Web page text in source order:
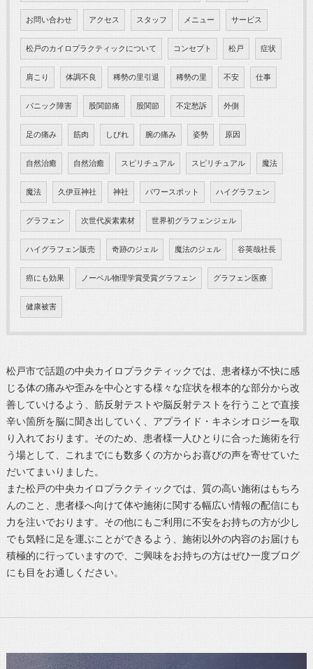
お問い合わせ アクセス スタッフ メニュー サービス
松戸のカイロプラクティックについて コンセプト 松戸 症状
肩こり 体調不良 稀勢の里引退 稀勢の里 不安 仕事
パニック障害 股関節痛 股関節 不定愁訴 外側
足の痛み 筋肉 しびれ 腕の痛み 姿勢 原因
自然治癒 自然治癒 スピリチュアル スピリチュアル 魔法
魔法 久伊豆神社 神社 パワースポット ハイグラフェン
グラフェン 次世代炭素素材 世界初グラフェンジェル
ハイグラフェン販売 奇跡のジェル 魔法のジェル 谷英哉社長
癌にも効果 ノーベル物理学賞受賞グラフェン グラフェン医療
健康被害
松戸市で話題の中央カイロプラクティックでは、患者様が不快に感
じる体の痛みや歪みを中心とする様々な症状を根本的な部分から改
善していけるよう、筋反射テストや脳反射テストを行うことで直接
辛い箇所を脳に聞き出していく、アプライド・キネシオロジーを取
り入れております。そのため、患者様一人ひとりに合った施術を行
う場として、これまでにも数多くの方からお喜びの声を寄せていた
だいてまいりました。
また松戸の中央カイロプラクティックでは、質の高い施術はもちろ
んのこと、患者様へ向けて体や施術に関する幅広い情報の配信にも
力を注いでおります。その他にもご利用に不安をお持ちの方が少し
でも気軽に足を運ぶことができるよう、施術以外の内容のお届けも
積極的に行っていますので、ご興味をお持ちの方はぜひ一度ブログ
にも目をお通しください。